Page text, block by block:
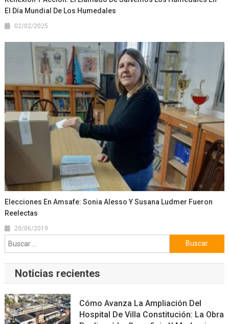
El Día Mundial De Los Humedales
02/02/2025
Elecciones En Amsafe: Sonia Alesso Y Susana Ludmer Fueron
Reelectas
20/06/2019
Buscar:
Noticias recientes
Cómo Avanza La Ampliación Del
Hospital De Villa Constitución: La Obra